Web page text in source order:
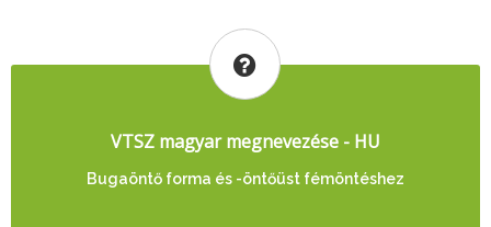
VTSZ magyar megnevezése - HU
Bugaöntő forma és -öntőüst fémöntéshez